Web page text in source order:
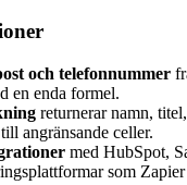
och telefonnummer
en enda formel.
returnerar namn,
angränsande celler.
med HubSpot,
som